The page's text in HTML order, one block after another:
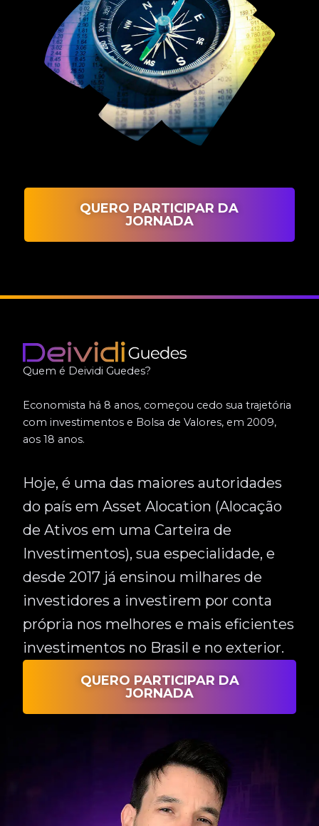
QUERO PARTICIPAR DA
JORNADA
Quem é Deividi Guedes?
Economista há 8 anos, começou cedo sua trajetória
com investimentos e Bolsa de Valores, em 2009,
aos 18 anos.
Hoje, é uma das maiores autoridades
do país em Asset Alocation (Alocação
de Ativos em uma Carteira de
Investimentos), sua especialidade, e
desde 2017 já ensinou milhares de
investidores a investirem por conta
própria nos melhores e mais eficientes
investimentos no Brasil e no exterior.
QUERO PARTICIPAR DA
JORNADA